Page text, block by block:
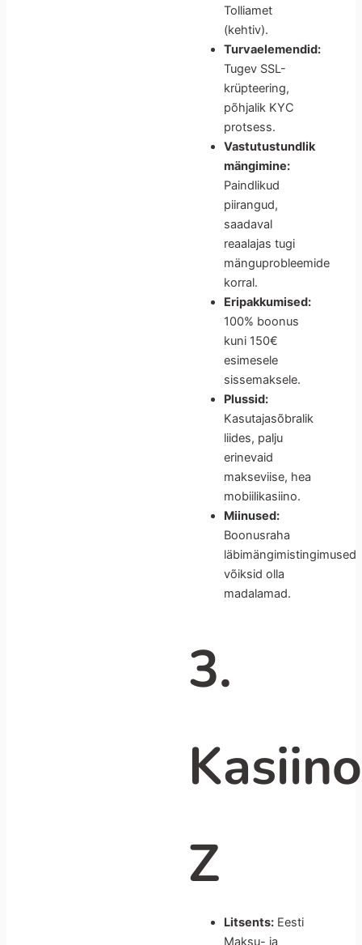
Tolliamet
(kehtiv).
Turvaelemendid:
Tugev SSL-
krüpteering,
põhjalik KYC
protsess.
Vastutustundlik
mängimine:
Paindlikud
piirangud,
saadaval
reaalajas tugi
mänguprobleemide
korral.
Eripakkumised:
100% boonus
kuni 150€
esimesele
sissemaksele.
Plussid:
Kasutajasõbralik
liides, palju
erinevaid
makseviise, hea
mobiilikasiino.
Miinused:
Boonusraha
läbimängimistingimused
võiksid olla
madalamad.
3.
Kasiino
Z
Litsents: Eesti
Maksu- ja